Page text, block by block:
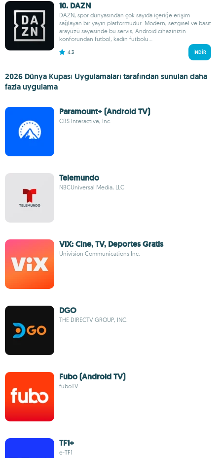
10. DAZN
DAZN, spor dünyasından çok sayıda içeriğe erişim
sağlayan bir yayın platformudur. Modern, sezgisel ve basit
arayüzü sayesinde bu servis, Android cihazınızın
konforundan futbol, kadın futbolu...
4.3 İNDIR
2026 Dünya Kupası Uygulamaları tarafından sunulan daha
fazla uygulama
Paramount+ (Android TV)
CBS Interactive, Inc.
Telemundo
NBCUniversal Media, LLC
ViX: Cine, TV, Deportes Gratis
Univision Communications Inc.
DGO
THE DIRECTV GROUP, INC.
Fubo (Android TV)
fuboTV
TF1+
e-TF1